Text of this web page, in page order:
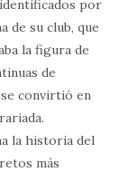
por
de su club, que
la figura de
de
convirtió en
la historia del
más